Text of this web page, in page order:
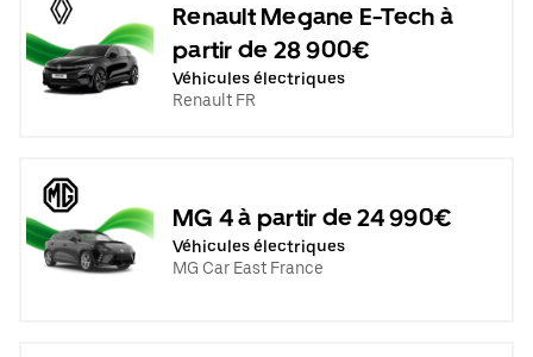
Renault Megane E-Tech à
partir de 28 900€
Véhicules électriques
Renault FR
MG 4 à partir de 24 990€
Véhicules électriques
MG Car East France